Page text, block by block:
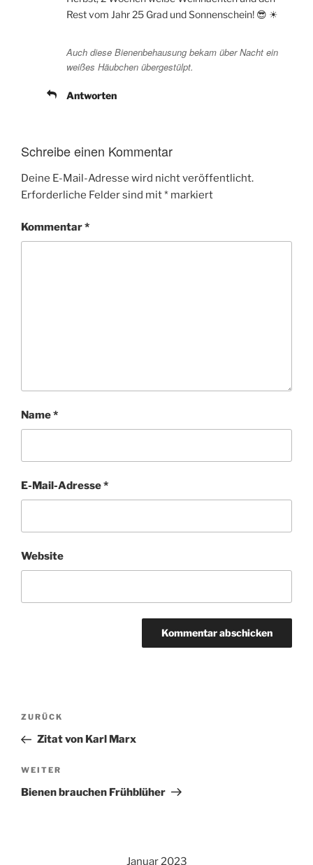
Rest vom Jahr 25 Grad und Sonnenschein! 😎 ☀
Auch diese Bienenbehausung bekam über Nacht ein
weißes Häubchen übergestülpt.
Antworten
Schreibe einen Kommentar
Deine E-Mail-Adresse wird nicht veröffentlicht.
Erforderliche Felder sind mit* markiert
Kommentar*
Name*
E-Mail-Adresse*
Website
e
r
a
t
Beitragsnavigation
Vorheriger
Beitrag
ZURÜCK
Zitat von Karl Marx
Nächster
Beitrag
WEITER
Bienen brauchen Frühblüher
Januar 2023